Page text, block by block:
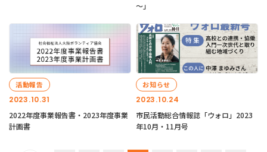
～」
2023.10.31
活動報告
2022年度事業報告書・2023年度事業
計画書
2023.10.24
お知らせ
市民活動総合情報誌「ウォロ」2023
年10月・11月号